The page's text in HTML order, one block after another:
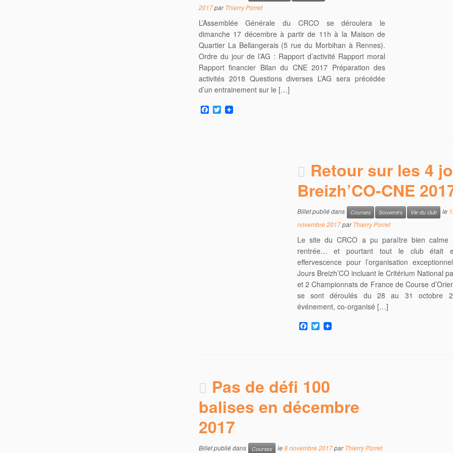
2017parThierry Porret
L’Assemblée Générale du CRCO se déroulera le
dimanche 17 décembre à partir de 11h à la Maison de
Quartier La Bellangerais (5 rue du Morbihan à Rennes).
Ordre du jour de l’AG : Rapport d’activité Rapport moral
Rapport financier Bilan du CNE 2017 Préparation des
activités 2018 Questions diverses L’AG sera précédée
d’un entrainement sur le […]
F
a
T
w
Retour sur les 4
Breizh’CO-CNE
Billet publié dans Courses Souvenirs Vie du club le
novembre 2017 parThierry Porret
Le site du CRCO a pu paraître bien calme
rentrée… et pourtant tout le club était
effervescence pour l’organisation
Jours Breizh’CO incluant le Critérium National
et 2 Championnats de France de Course
se sont déroulés du 28 au 31 octobre
événement, co-organisé […]
F
a
k
T
w
Pas de défi 100
balises en décembre
2017
Billet publié dans Courses le8 novembre 2017parThierry Porret